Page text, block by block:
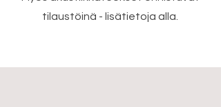
tilaustöinä - lisätietoja alla.